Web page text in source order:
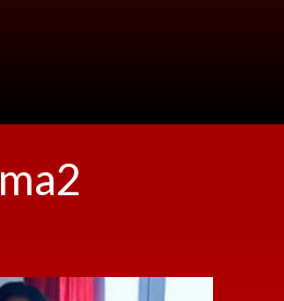
ma2